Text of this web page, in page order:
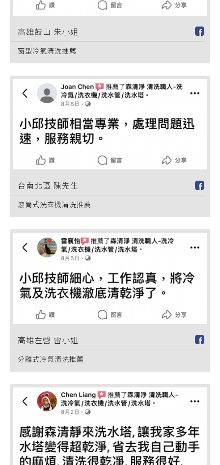
高雄鼓山 朱小姐
窗型冷氣清洗推薦
台南北區 陳先生
滾筒式洗衣機清洗推薦
高雄左營 雷小姐
分離式冷氣清洗推薦